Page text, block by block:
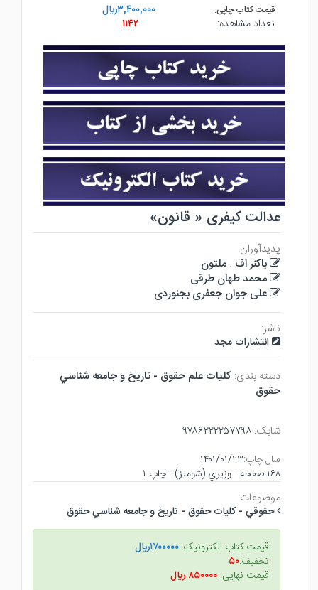
قیمت کتاب چاپی:
۳,۴۰۰,۰۰۰ريال
تعداد مشاهده:
۱۱۴۲
عدالت کیفری « قانون»
پدیدآوران:
باکنر اف . ملتون
محمد طهان طرقی
علی جوان جعفری بجنوردی
ناشر:
انتشارات مجد
دسته بندی: كليات علم حقوق - تاريخ و جامعه شناسي
حقوق
شابک: ۹۷۸۶۲۲۲۲۵۷۷۹۸
سال چاپ:۱۴۰۱/۰۱/۲۳
۱۶۸ صفحه - وزيري (شوميز) - چاپ ۱
موضوعات:
حقوقي - كليات حقوق - تاريخ و جامعه شناسي حقوق
قیمت کتاب الکترونیک: ۱۷۰۰۰۰۰ريال
تخفیف:۵۰
قیمت نهایی: ۸۵۰۰۰۰ ريال